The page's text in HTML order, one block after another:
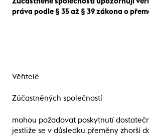
práva podle § 35 až § 39 zákona o
Věřitelé
Zúčastněných společností
mohou požadovat poskytnutí
jestliže se v důsledku přeměny zhorší